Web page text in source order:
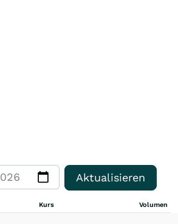
Aktualisieren
Kurs Volumen